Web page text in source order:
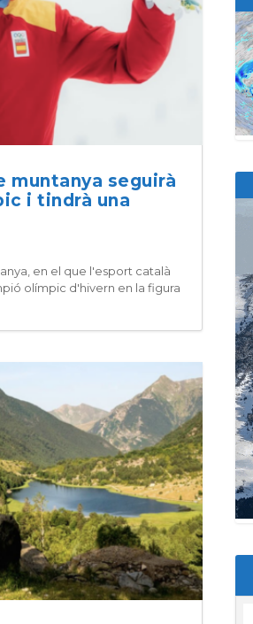
muntanya seguirà
i tindrà una
en el que l'esport català
olímpic d'hivern en la figura